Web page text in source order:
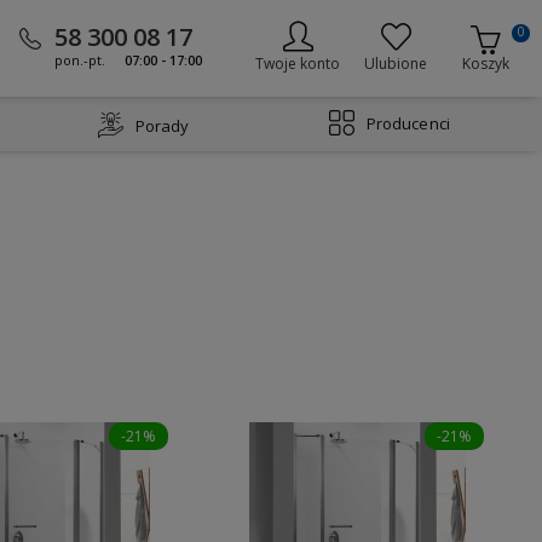
58 300 08 17
pon.-pt. 07:00 - 17:00 Twoje konto Ulubione Koszyk
0
Porady Producenci
-21% -21%